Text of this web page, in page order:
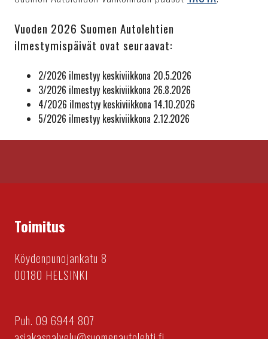
Vuoden 2026 Suomen Autolehtien
ilmestymispäivät ovat seuraavat:
2/2026 ilmestyy keskiviikkona 20.5.2026
3/2026 ilmestyy keskiviikkona 26.8.2026
4/2026 ilmestyy keskiviikkona 14.10.2026
5/2026 ilmestyy keskiviikkona 2.12.2026
Toimitus
Köydenpunojankatu 8
00180 HELSINKI
Puh. 09 6944 807